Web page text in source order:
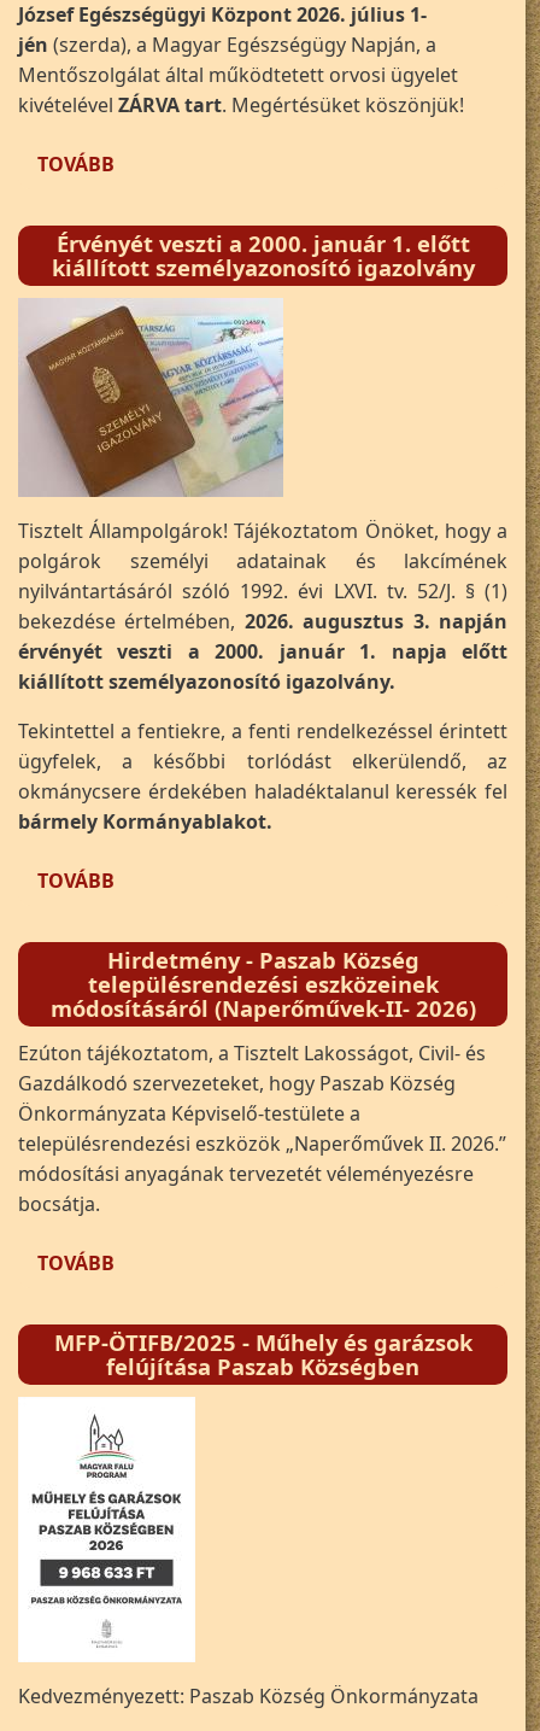
József Egészségügyi Központ 2026. július 1-
jén (szerda), a Magyar Egészségügy Napján, a
Mentőszolgálat által működtetett orvosi ügyelet
kivételével ZÁRVA tart. Megértésüket köszönjük!
TOVÁBB (DR. BÉRES JÓZSEF EGÉSZSÉGÜGYI
Érvényét veszti a 2000. január 1. előtt
kiállított személyazonosító igazolvány
Tisztelt Állampolgárok! Tájékoztatom Önöket, hogy a
polgárok személyi adatainak és lakcímének
nyilvántartásáról szóló 1992. évi LXVI. tv. 52/J. § (1)
bekezdése értelmében, 2026. augusztus 3. napján
érvényét veszti a 2000. január 1. napja előtt
kiállított személyazonosító igazolvány.
Tekintettel a fentiekre, a fenti rendelkezéssel érintett
ügyfelek, a későbbi torlódást elkerülendő, az
okmánycsere érdekében haladéktalanul keressék fel
bármely Kormányablakot.
TOVÁBB (ÉRVÉNYÉT VESZTI A 2000. JANUÁR 1.
Hirdetmény - Paszab Község
településrendezési eszközeinek
módosításáról (Naperőművek-II- 2026)
Ezúton tájékoztatom, a Tisztelt Lakosságot, Civil- és
Gazdálkodó szervezeteket, hogy Paszab Község
Önkormányzata Képviselő-testülete a
településrendezési eszközök „Naperőművek II. 2026.”
módosítási anyagának tervezetét véleményezésre
bocsátja.
TOVÁBB (HIRDETMÉNY - PASZAB KÖZSÉG
MFP-ÖTIFB/2025 - Műhely és garázsok
felújítása Paszab Községben
Kedvezményezett: Paszab Község Önkormányzata